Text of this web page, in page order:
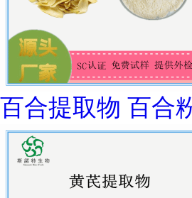
百合提取物 百合